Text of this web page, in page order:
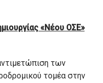
«Νέου ΟΣΕ»
των
τομέα στην